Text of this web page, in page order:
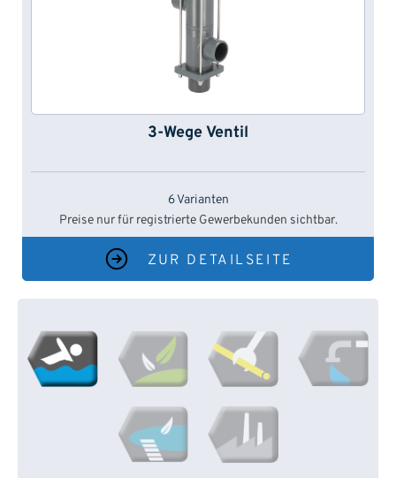
3-Wege Ventil
6 Varianten
Preise nur für registrierte Gewerbekunden sichtbar.
ZUR DETAILSEITE